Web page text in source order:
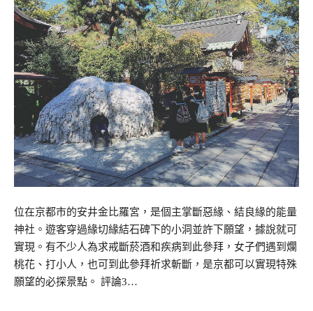
位在京都市的安井金比羅宮，是個主掌斷惡緣、結良緣的能量
神社。遊客穿過緣切緣結石碑下的小洞並許下願望，據說就可
實現。有不少人為求戒斷菸酒和疾病到此參拜，女子們遇到爛
桃花、打小人，也可到此參拜祈求斬斷，是京都可以實現特殊
願望的必探景點。 評論3…